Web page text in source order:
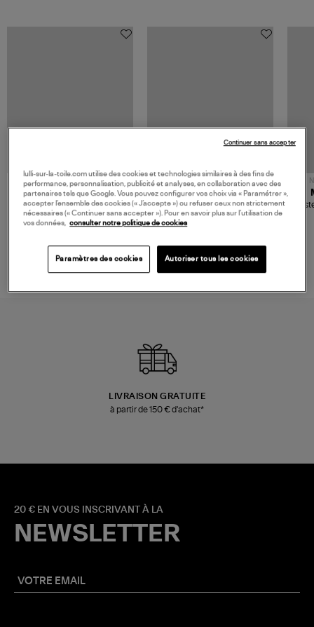
480,00 €
JEROME DREYFUSS
Sac Bobi S Cuir Lamé
Champagne
NOUVELLE COLLECTION
189,00 €
TORAL
Mocassins Killian Sport
Mousse
LIVRAISON GRATUITE
à partir de 150 € d'achat*
20 € EN VOUS INSCRIVANT À LA
NEWSLETTER
lulli-sur-la-toile.com utilise des cookies et technologies similaires à des fins de
performance, personnalisation, publicité et analyses, en collaboration avec des
partenaires tels que Google. Vous pouvez configurer vos choix via « Paramétrer »,
accepter l’ensemble des cookies (« J’accepte ») ou refuser ceux non strictement
nécessaires (« Continuer sans accepter »). Pour en savoir plus sur l’utilisation de
vos données,
consulter notre politique de cookies
Paramètres des cookies Autoriser tous les cookies
Continuer sans accepter